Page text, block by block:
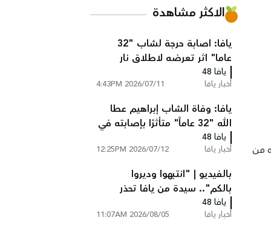
من
الاكثر مشاهدة
يافا: اصابة حرجة لشاب "32
عاما" اثر تعرضه لاطلاق نار
يافا 48
أخبار يافا 2026/07/11 4:43PM
يافا: وفاة الشاب إبراهيم عطا
الله "32 عاماً" متأثرًا بإصابته في
جريمة إطلاق نار
يافا 48
أخبار يافا 2026/07/12 12:25PM
بالفيديو | "انتبهوا وديروا
بالكم".. سيدة من يافا تحذر
الأهالي بعد حادثة مريبة أمام
منزلها
يافا 48
أخبار يافا 2026/08/05 11:07AM